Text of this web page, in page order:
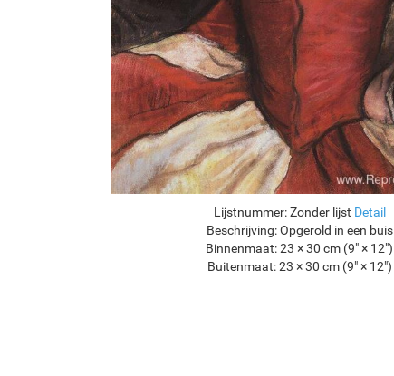
Lijstnummer: Zonder lijst Detail
Beschrijving: Opgerold in een buis
Binnenmaat: 23 × 30 cm (9" × 12")
Buitenmaat: 23 × 30 cm (9" × 12")